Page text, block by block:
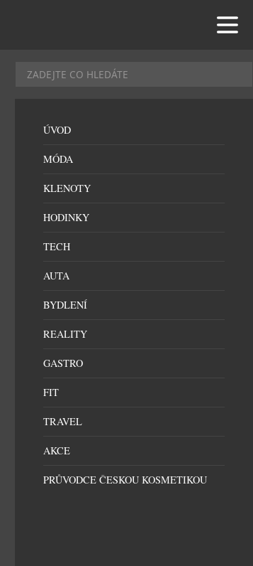
ÚVOD
MÓDA
KLENOTY
HODINKY
TECH
AUTA
BYDLENÍ
REALITY
GASTRO
FIT
TRAVEL
AKCE
PRŮVODCE ČESKOU KOSMETIKOU